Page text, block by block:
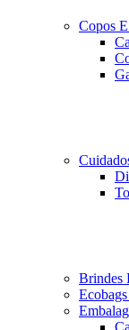
Copos
Brindes